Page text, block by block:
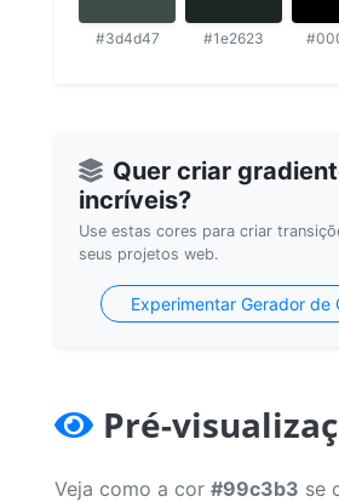
#3d4d47 #1e2623
Quer criar
incríveis?
Use estas cores para criar
seus projetos web.
Experimentar Gerador de
Pré-
Veja como a cor #99c3b3 se